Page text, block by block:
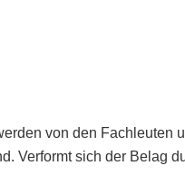
von den Fachleuten
Verformt sich der Belag